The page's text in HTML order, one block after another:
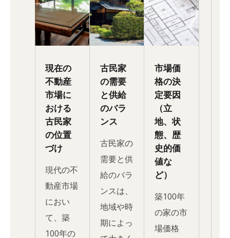
現在の
不動産
市場に
おける
古民家
の位置
づけ
現代の不
動産市場
におい
て、築
100年の
古民家
の需要
と供給
のバラ
ンス
古民家の
需要と供
給のバラ
ンスは、
地域や時
期によっ
市場価
格の決
定要因
（立
地、状
態、歴
史的価
値な
ど）
築100年
の家の市
場価格